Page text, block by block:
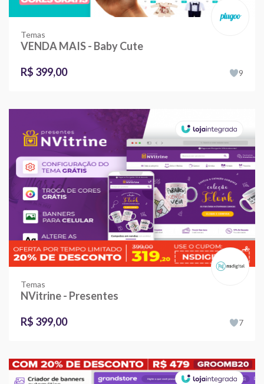
Temas
VENDA MAIS - Baby Cute
R$ 399,00
9
Temas
NVitrine - Presentes
R$ 399,00
7